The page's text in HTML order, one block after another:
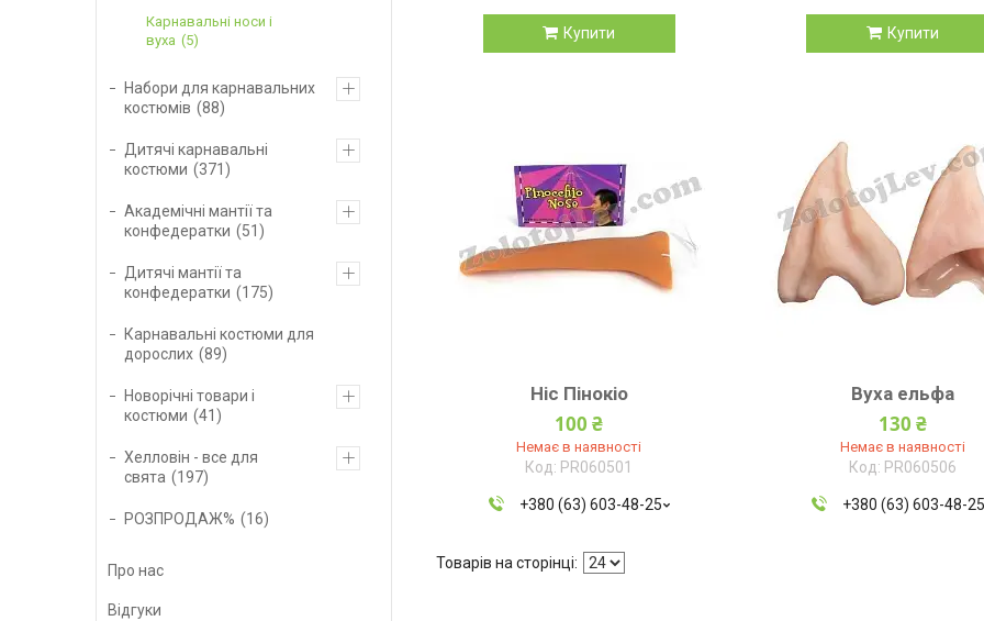
Купити Купити
Ніс Пінокіо
100 ₴
Немає в наявності
PR060501
+380 (63) 603-48-25
Вуха ельфа
130 ₴
Немає в наявності
PR060506
+380 (63) 603-48-
Карнавальні носи і
вуха
5
Набори для карнавальних
костюмів
88
Дитячі карнавальні
костюми
371
Академічні мантії та
конфедератки
51
Дитячі мантії та
конфедератки
175
Карнавальні костюми для
дорослих
89
Новорічні товари і
костюми
41
Хелловін - все для
свята
197
РОЗПРОДАЖ% 16
Про нас
Відгуки